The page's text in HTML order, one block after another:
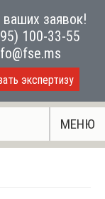
заявок!
100-33-55
экспертизу
МЕНЮ